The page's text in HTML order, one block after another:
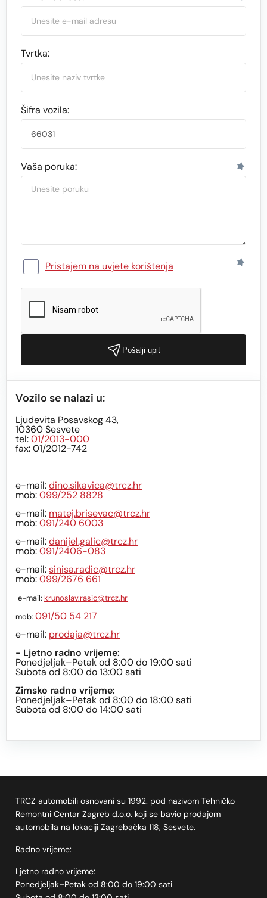
Tvrtka:
Šifra vozila:
Vaša poruka:
Pristajem na uvjete korištenja
Pošalji upit
Vozilo se nalazi u:
Ljudevita Posavskog 43,
10360 Sesvete
tel:01/2013-000
fax: 01/2012-742
e-mail:dino.sikavica@trcz.hr
mob:099/252 8828
e-mail: matej.brisevac@trcz.hr
mob:091/240 6003
e-mail:danijel.galic@trcz.hr
mob:091/2406-083
e-mail:sinisa.radic@trcz.hr
mob:099/2676 661
e-mail: krunoslav.rasic@trcz.hr
mob: 091/50 54 217
e-mail: prodaja@trcz.hr
- Ljetno radno vrijeme:
Ponedjeljak–Petak od 8:00 do 19:00 sati
Subota od 8:00 do 13:00 sati
Zimsko radno vrijeme:
Ponedjeljak–Petak od 8:00 do 18:00 sati
Subota od 8:00 do 14:00 sati
TRCZ automobili osnovani su 1992. pod nazivom Tehničko
Remontni Centar Zagreb d.o.o. koji se bavio prodajom
automobila na lokaciji Zagrebačka 118, Sesvete.
Radno vrijeme:
Ljetno radno vrijeme:
Ponedjeljak–Petak od 8:00 do 19:00 sati